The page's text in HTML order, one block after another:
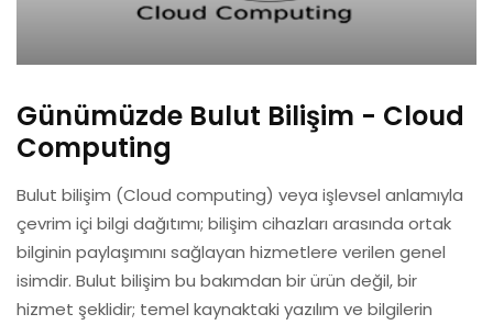
Günümüzde Bulut Bilişim - Cloud
Computing
Bulut bilişim (Cloud computing) veya işlevsel anlamıyla
çevrim içi bilgi dağıtımı; bilişim cihazları arasında ortak
bilginin paylaşımını sağlayan hizmetlere verilen genel
isimdir. Bulut bilişim bu bakımdan bir ürün değil, bir
hizmet şeklidir; temel kaynaktaki yazılım ve bilgilerin